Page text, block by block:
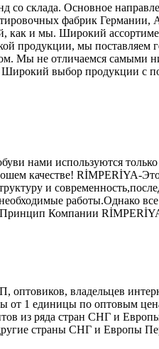
склада. Основное
фабрик Германии,
и мы. Широкий
продукции, мы
Мы не отличаемся
выбор продукции с
используются только
качестве! RİMPERİYA-
и
работы.Однако
Компании
владельцев
1 единицы по оптовым
из ряда стран СНГ и
страны СНГ и Европы